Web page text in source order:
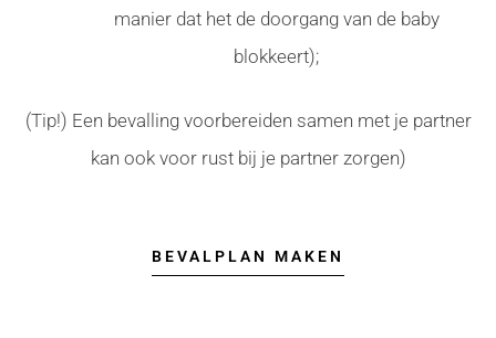
manier dat het de doorgang van de baby
blokkeert);
(Tip!) Een bevalling voorbereiden samen met je partner
kan ook voor rust bij je partner zorgen)
BEVALPLAN MAKEN